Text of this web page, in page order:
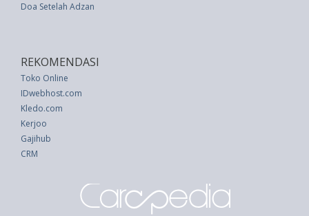
Doa Setelah Adzan
REKOMENDASI
Toko Online
IDwebhost.com
Kledo.com
Kerjoo
Gajihub
CRM